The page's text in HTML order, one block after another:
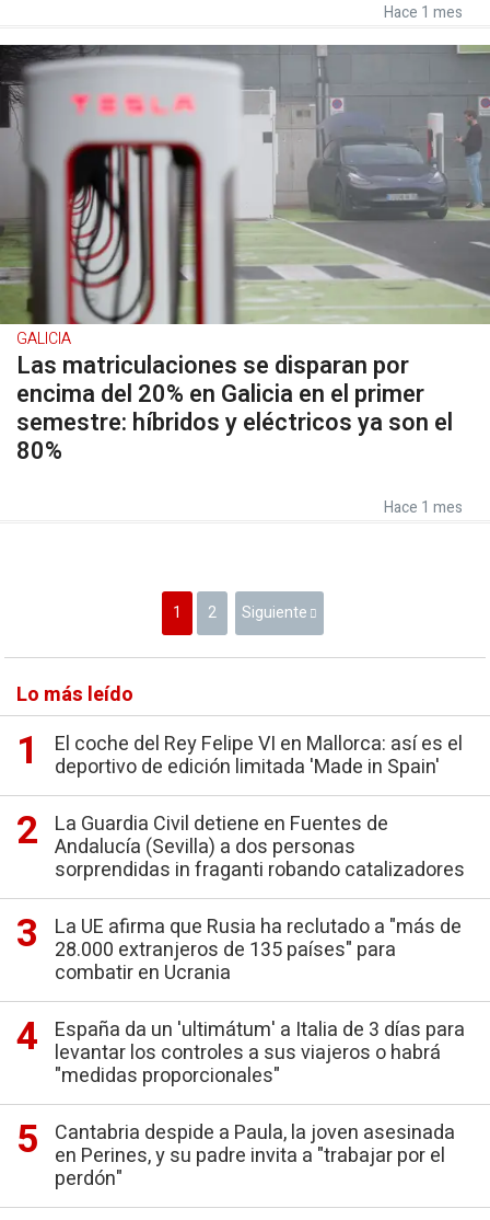
Hace 1 mes
GALICIA
Las matriculaciones se disparan por
encima del 20% en Galicia en el primer
semestre: híbridos y eléctricos ya son el
80%
Hace 1 mes
1 2 Siguiente
Lo más leído
El coche del Rey Felipe VI en Mallorca: así es el
deportivo de edición limitada 'Made in Spain'
La Guardia Civil detiene en Fuentes de
Andalucía (Sevilla) a dos personas
sorprendidas in fraganti robando catalizadores
La UE afirma que Rusia ha reclutado a "más de
28.000 extranjeros de 135 países" para
combatir en Ucrania
España da un 'ultimátum' a Italia de 3 días para
levantar los controles a sus viajeros o habrá
"medidas proporcionales"
Cantabria despide a Paula, la joven asesinada
en Perines, y su padre invita a "trabajar por el
perdón"